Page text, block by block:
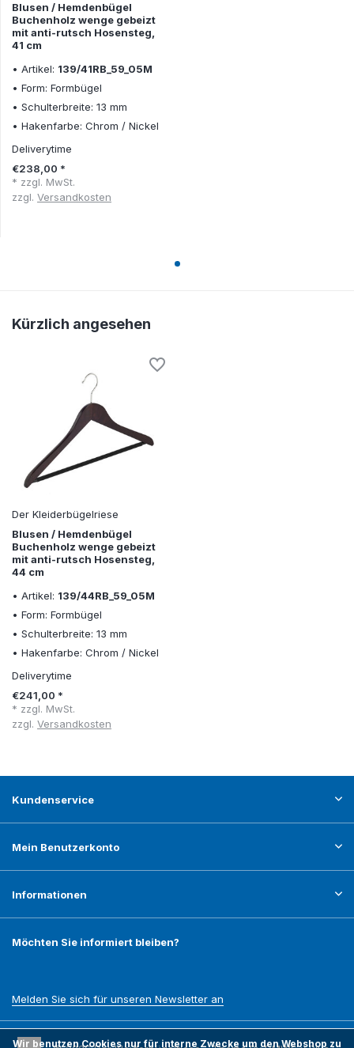
Blusen / Hemdenbügel
Buchenholz wenge gebeizt
mit anti-rutsch Hosensteg,
41 cm
• Artikel: 139/41RB_59_05M
• Form: Formbügel
• Schulterbreite: 13 mm
• Hakenfarbe: Chrom / Nickel
Deliverytime
€238,00 *
* zzgl. MwSt.
zzgl. Versandkosten
Kürzlich angesehen
Der Kleiderbügelriese
Blusen / Hemdenbügel
Buchenholz wenge gebeizt
mit anti-rutsch Hosensteg,
44 cm
• Artikel: 139/44RB_59_05M
• Form: Formbügel
• Schulterbreite: 13 mm
• Hakenfarbe: Chrom / Nickel
Deliverytime
€241,00 *
* zzgl. MwSt.
zzgl. Versandkosten
Kundenservice
Mein Benutzerkonto
Informationen
Möchten Sie informiert bleiben?
Melden Sie sich für unseren Newsletter an
Wir benutzen Cookies nur für interne Zwecke um den Webshop zu